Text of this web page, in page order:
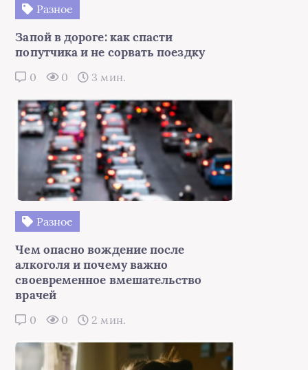
Разное
Запой в дороге: как спасти
попутчика и не сорвать поездку
0 0 3 мин.
Разное
Чем опасно вождение после
алкоголя и почему важно
своевременное вмешательство
врачей
0 0 2 мин.